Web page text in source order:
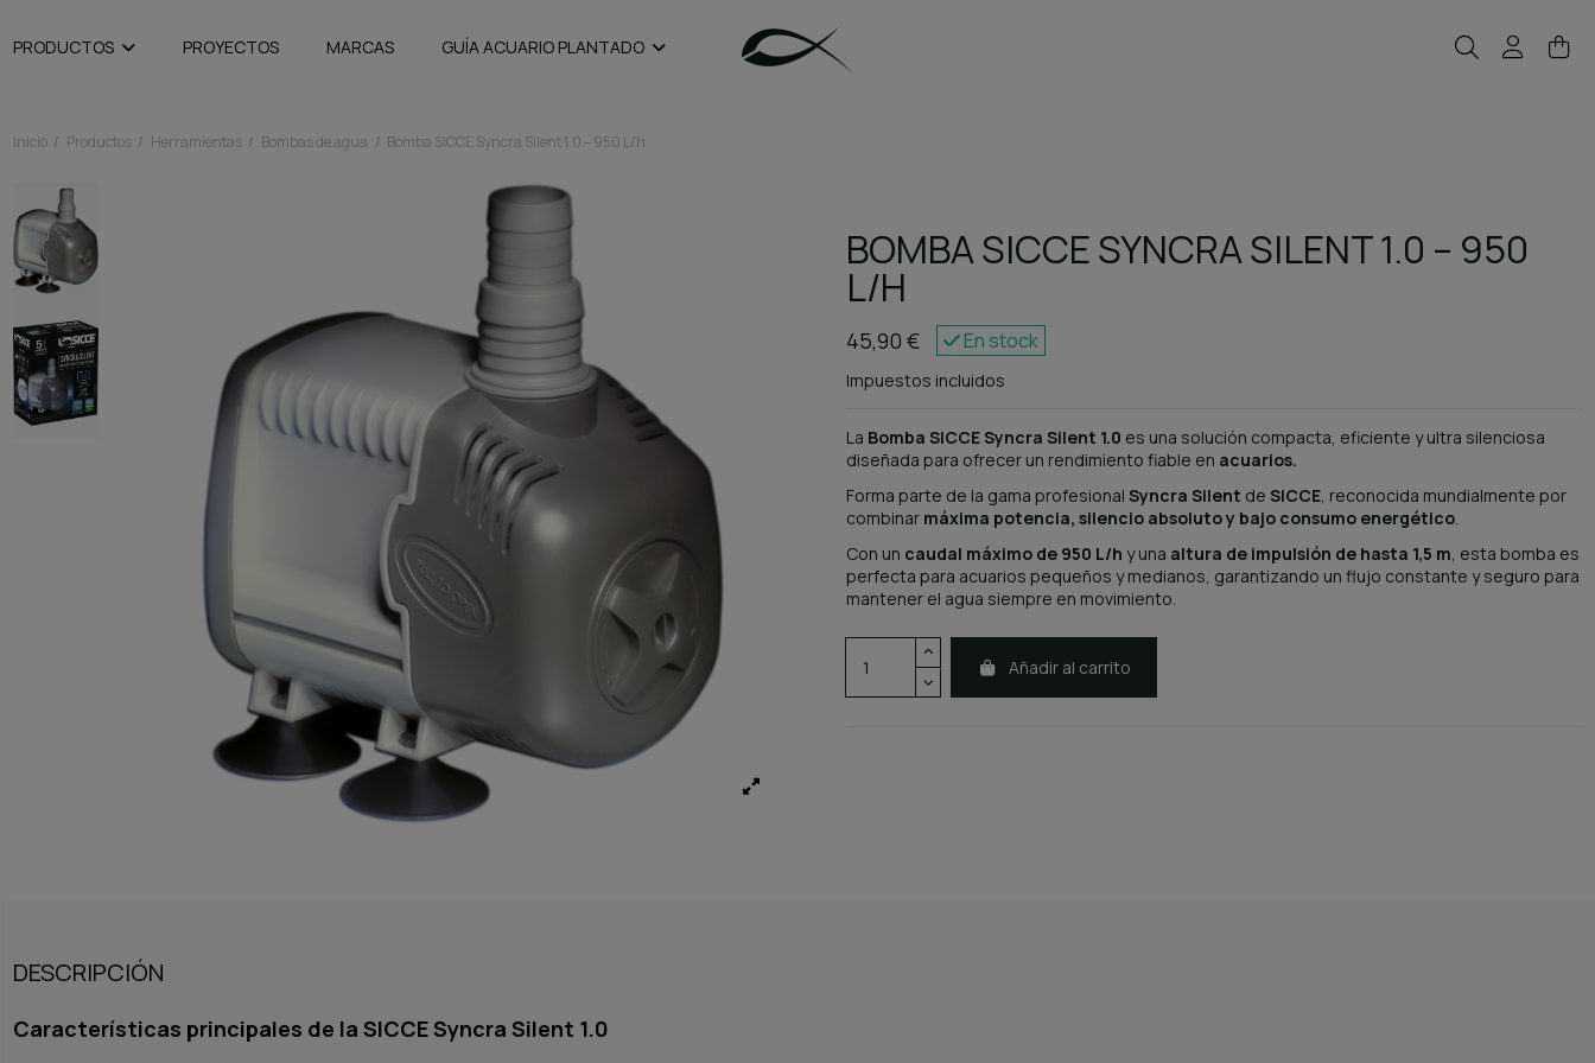
PRODUCTOS PROYECTOS MARCAS GUÍA ACUARIO PLANTADO
Inicio Productos Herramientas Bombas de agua Bomba SICCE Syncra Silent 1.0 – 950 L/h
BOMBA SICCE SYNCRA SILENT 1.0 – 950
L/H
45,90 € En stock
Impuestos incluidos
La Bomba SICCE Syncra Silent 1.0 es una solución compacta, eficiente y ultra silenciosa
diseñada para ofrecer un rendimiento fiable en acuarios.
Forma parte de la gama profesional Syncra Silent de SICCE, reconocida mundialmente por
combinar máxima potencia, silencio absoluto y bajo consumo energético.
Con un caudal máximo de 950 L/h y una altura de impulsión de hasta 1,5 m, esta bomba es
perfecta para acuarios pequeños y medianos, garantizando un flujo constante y seguro para
mantener el agua siempre en movimiento.
Añadir al carrito
DESCRIPCIÓN
Características principales de la SICCE Syncra Silent 1.0